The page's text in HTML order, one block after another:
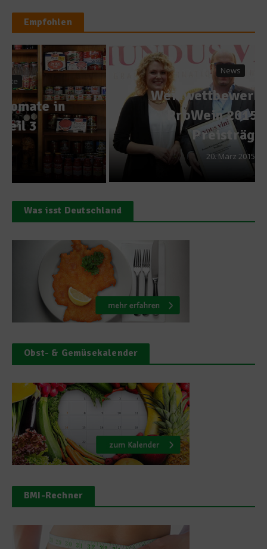
Empfohlen
News
Weinwettbewerb auf der
ProWein 2015 – Die
Preisträger
20. März 2015
Was isst Deutschland
Obst- & Gemüsekalender
BMI-Rechner